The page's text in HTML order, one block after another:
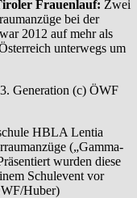
Frauenlauf: Zwei
bei der
2012 auf mehr als
unterwegs um
HBLA Lentia
(„Gamma-
wurden diese
Schulevent vor
Huber)